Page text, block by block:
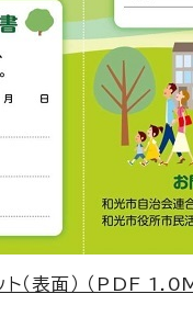
（表面） （PDF